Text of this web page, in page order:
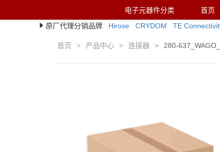
电子元器件分类 首页
原厂代理分销品牌
Hirose CRYDOM TE
首页 > 产品中心 > 连接器 > 280-